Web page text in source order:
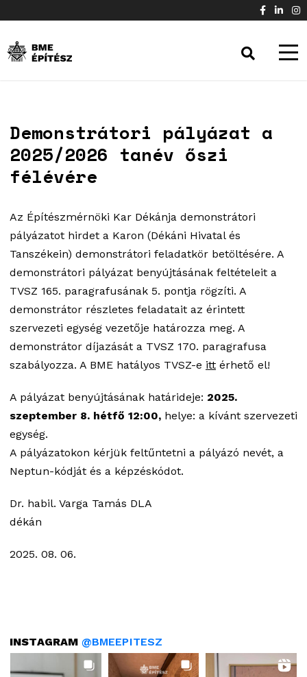
Demonstrátori pályázat a
2025/2026 tanév őszi
félévére
Az Építészmérnöki Kar Dékánja demonstrátori
pályázatot hirdet a Karon (Dékáni Hivatal és
Tanszékein) demonstrátori feladatkör betöltésére. A
demonstrátori pályázat benyújtásának feltételeit a
TVSZ 165. paragrafusának 5. pontja rögzíti. A
demonstrátor részletes feladatait az érintett
szervezeti egység vezetője határozza meg. A
demonstrátor díjazását a TVSZ 170. paragrafusa
szabályozza. A BME hatályos TVSZ-e itt érhető el!
A pályázat benyújtásának határideje: 2025.
szeptember 8. hétfő 12:00, helye: a kívánt szervezeti
egység.
A pályázatokon kérjük feltűntetni a pályázó nevét, a
Neptun-kódját és a képzéskódot.
Dr. habil. Varga Tamás DLA
dékán
2025. 08. 06.
INSTAGRAM @BMEEPITESZ